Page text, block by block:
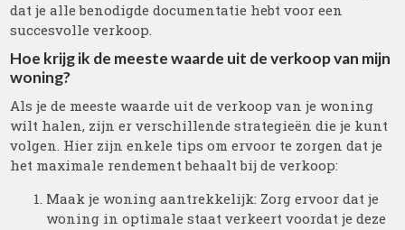
dat je alle benodigde documentatie hebt voor een
succesvolle verkoop.
Hoe krijg ik de meeste waarde uit de verkoop van mijn
woning?
Als je de meeste waarde uit de verkoop van je woning
wilt halen, zijn er verschillende strategieën die je kunt
volgen. Hier zijn enkele tips om ervoor te zorgen dat je
het maximale rendement behaalt bij de verkoop:
Maak je woning aantrekkelijk: Zorg ervoor dat je
woning in optimale staat verkeert voordat je deze